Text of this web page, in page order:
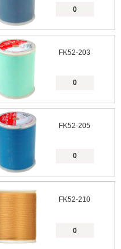
FK52-203
FK52-205
FK52-210